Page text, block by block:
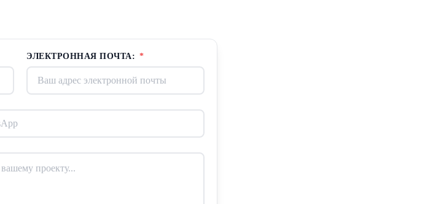
ЭЛЕКТРОННАЯ ПОЧТА: *